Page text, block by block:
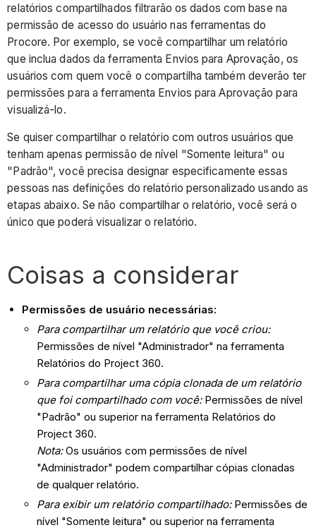
relatórios compartilhados filtrarão os dados com base na
permissão de acesso do usuário nas ferramentas do
Procore. Por exemplo, se você compartilhar um relatório
que inclua dados da ferramenta Envios para Aprovação, os
usuários com quem você o compartilha também deverão ter
permissões para a ferramenta Envios para Aprovação para
visualizá-lo.
Se quiser compartilhar o relatório com outros usuários que
tenham apenas permissão de nível "Somente leitura" ou
"Padrão", você precisa designar especificamente essas
pessoas nas definições do relatório personalizado usando as
etapas abaixo. Se não compartilhar o relatório, você será o
único que poderá visualizar o relatório.
Coisas a considerar
Permissões de usuário necessárias:
Para compartilhar um relatório que você criou:
Permissões de nível "Administrador" na ferramenta
Relatórios do Project 360.
Para compartilhar uma cópia clonada de um relatório
que foi compartilhado com você:Permissões de nível
"Padrão" ou superior na ferramenta Relatórios do
Project 360.
Nota:Os usuários com permissões de nível
"Administrador" podem compartilhar cópias clonadas
de qualquer relatório.
Para exibir um relatório compartilhado:Permissões de
nível "Somente leitura" ou superior na ferramenta